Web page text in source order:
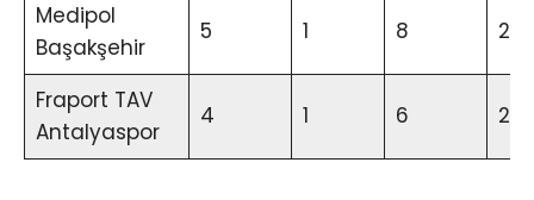
Medipol
Başakşehir
5 1 8 2
Fraport TAV
Antalyaspor
4 1 6 2